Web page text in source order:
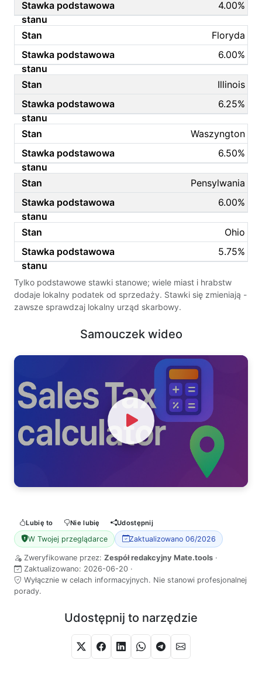
4.00%
Floryda
6.00%
Illinois
6.25%
Waszyngton
6.50%
Pensylwania
6.00%
Ohio
5.75%
Tylko podstawowe stawki stanowe; wiele miast i hrabstw
dodaje lokalny podatek od sprzedaży. Stawki się zmieniają -
zawsze sprawdzaj lokalny urząd skarbowy.
Samouczek wideo
Watch Video
Lubię to Nie lubię Udostępnij
W Twojej przeglądarce Zaktualizowano 06/2026
Zweryfikowane przez: Zespół redakcyjny Mate.tools ·
Zaktualizowano: 2026-06-20 ·
Wyłącznie w celach informacyjnych. Nie stanowi profesjonalnej
porady.
Udostępnij to narzędzie